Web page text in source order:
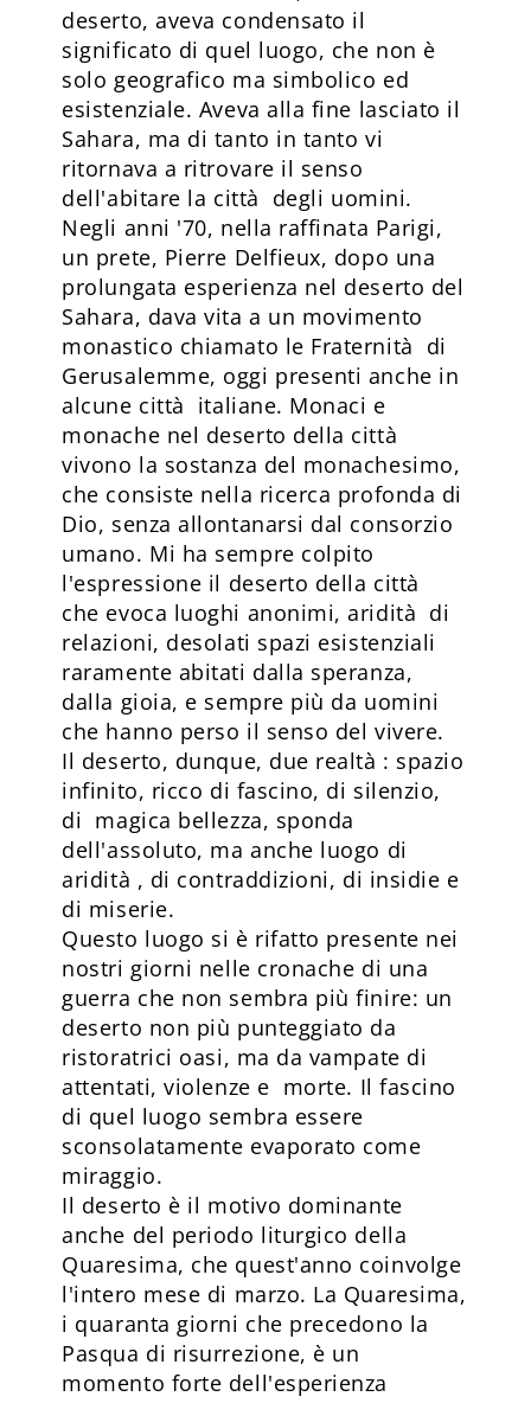
deserto, aveva condensato il
significato di quel luogo, che non è
solo geografico ma simbolico ed
esistenziale. Aveva alla fine lasciato il
Sahara, ma di tanto in tanto vi
ritornava a ritrovare il senso
dell'abitare la città degli uomini.
Negli anni '70, nella raffinata Parigi,
un prete, Pierre Delfieux, dopo una
prolungata esperienza nel deserto del
Sahara, dava vita a un movimento
monastico chiamato le Fraternità di
Gerusalemme, oggi presenti anche in
alcune città italiane. Monaci e
monache nel deserto della città
vivono la sostanza del monachesimo,
che consiste nella ricerca profonda di
Dio, senza allontanarsi dal consorzio
umano. Mi ha sempre colpito
l'espressione il deserto della città
che evoca luoghi anonimi, aridità di
relazioni, desolati spazi esistenziali
raramente abitati dalla speranza,
dalla gioia, e sempre più da uomini
che hanno perso il senso del vivere.
Il deserto, dunque, due realtà : spazio
infinito, ricco di fascino, di silenzio,
di magica bellezza, sponda
dell'assoluto, ma anche luogo di
aridità , di contraddizioni, di insidie e
di miserie.
Questo luogo si è rifatto presente nei
nostri giorni nelle cronache di una
guerra che non sembra più finire: un
deserto non più punteggiato da
ristoratrici oasi, ma da vampate di
attentati, violenze e morte. Il fascino
di quel luogo sembra essere
sconsolatamente evaporato come
miraggio.
Il deserto è il motivo dominante
anche del periodo liturgico della
Quaresima, che quest'anno coinvolge
l'intero mese di marzo. La Quaresima,
i quaranta giorni che precedono la
Pasqua di risurrezione, è un
momento forte dell'esperienza